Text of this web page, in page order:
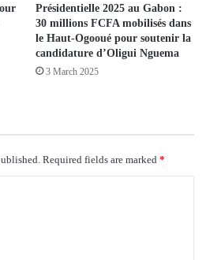
Présidentielle 2025 au Gabon :
30 millions FCFA mobilisés dans
le Haut-Ogooué pour soutenir la
candidature d’Oligui Nguema
3 March 2025
Required fields are marked *